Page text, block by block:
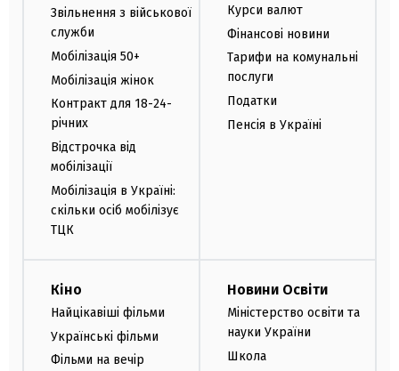
Звільнення з військової
служби
Мобілізація 50+
Мобілізація жінок
Контракт для 18-24-
річних
Відстрочка від
мобілізації
Мобілізація в Україні:
скільки осіб мобілізує
ТЦК
Курси валют
Фінансові новини
Тарифи на комунальні
послуги
Податки
Пенсія в Україні
Кіно
Найцікавіші фільми
Українські фільми
Фільми на вечір
Новини Освіти
Міністерство освіти та
науки України
Школа